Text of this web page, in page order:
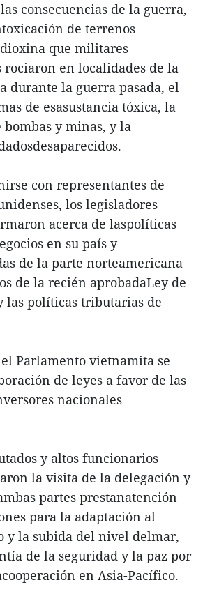
consecuencias de la guerra,
de terrenos
que militares
rociaron en localidades de la
durante la guerra pasada, el
de esasustancia tóxica, la
bombas y minas, y la
con representantes de
los legisladores
acerca de laspolíticas
en su país y
de la parte norteamericana
de la recién aprobadaLey de
las políticas tributarias de
Parlamento vietnamita se
de leyes a favor de las
nacionales
y altos funcionarios
la visita de la delegación y
partes prestanatención
para la adaptación al
y la subida del nivel delmar,
de la seguridad y la paz por
en Asia-Pacífico.